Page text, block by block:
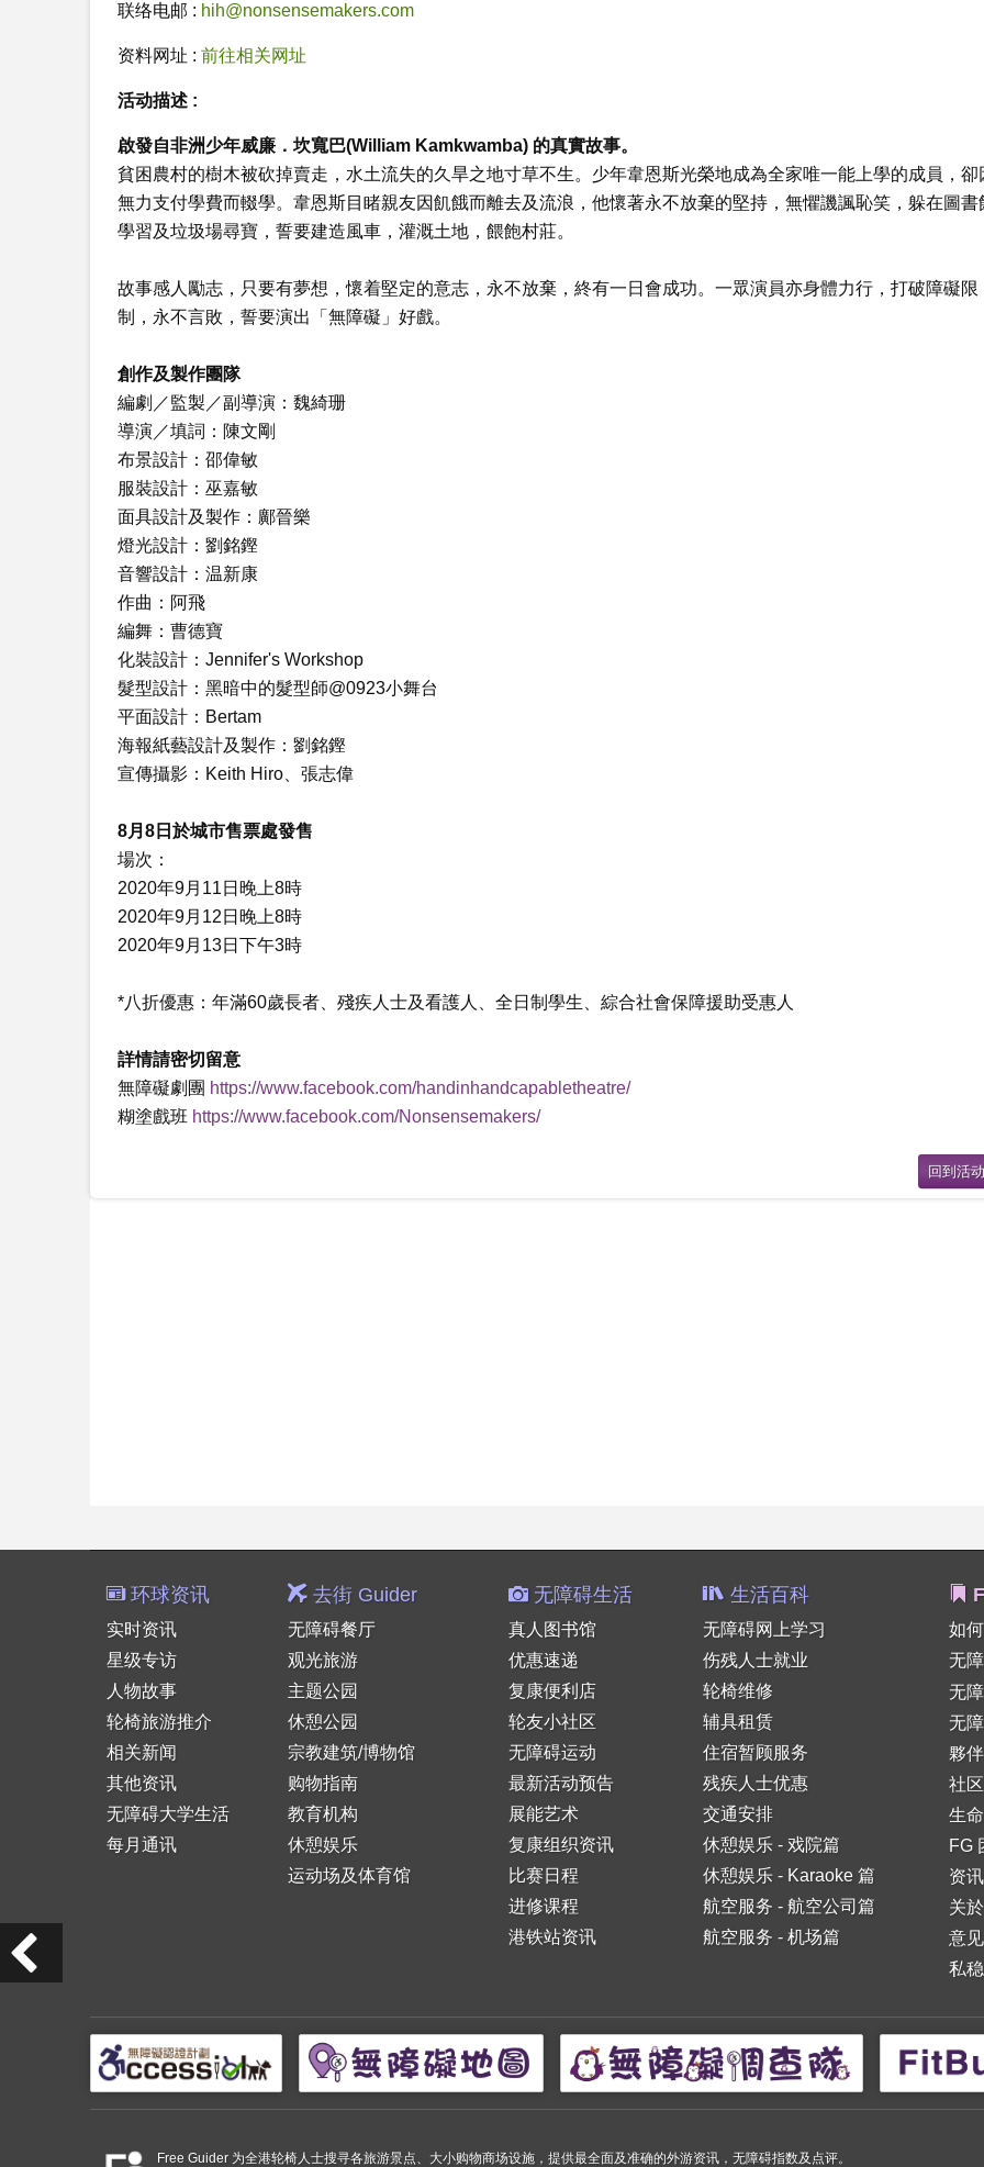
联络电邮 : hih@nonsensemakers.com
资料网址 : 前往相关网址
活动描述 :
啟發自非洲少年威廉．坎寬巴(William Kamkwamba) 的真實故事。
貧困農村的樹木被砍掉賣走，水土流失的久旱之地寸草不生。少年韋恩斯光榮地成為全家唯一能上學的成員，卻
無力支付學費而輟學。韋恩斯目睹親友因飢餓而離去及流浪，他懷著永不放棄的堅持，無懼譏諷恥笑，躲在圖書
學習及垃圾場尋寶，誓要建造風車，灌溉土地，餵飽村莊。
故事感人勵志，只要有夢想，懷着堅定的意志，永不放棄，終有一日會成功。一眾演員亦身體力行，打破障礙限
制，永不言敗，誓要演出「無障礙」好戲。
創作及製作團隊
編劇／監製／副導演：魏綺珊
導演／填詞：陳文剛
布景設計：邵偉敏
服裝設計：巫嘉敏
面具設計及製作：鄺晉樂
燈光設計：劉銘鏗
音響設計：温新康
作曲：阿飛
編舞：曹德寶
化裝設計：Jennifer's Workshop
髮型設計：黑暗中的髮型師@0923小舞台
平面設計：Bertam
海報紙藝設計及製作：劉銘鏗
宣傳攝影：Keith Hiro、張志偉
8月8日於城市售票處發售
場次：
2020年9月11日晚上8時
2020年9月12日晚上8時
2020年9月13日下午3時
*八折優惠：年滿60歲長者、殘疾人士及看護人、全日制學生、綜合社會保障援助受惠人
詳情請密切留意
無障礙劇團 https://www.facebook.com/handinhandcapabletheatre/
糊塗戲班 https://www.facebook.com/Nonsensemakers/
环球资讯
实时资讯
星级专访
人物故事
轮椅旅游推介
相关新闻
其他资讯
无障碍大学生活
每月通讯
去街 Guider
无障碍餐厅
观光旅游
主题公园
休憩公园
宗教建筑/博物馆
购物指南
教育机构
休憩娱乐
运动场及体育馆
无障碍生活
真人图书馆
优惠速递
复康便利店
轮友小社区
无障碍运动
最新活动预告
展能艺术
复康组织资讯
比赛日程
进修课程
港铁站资讯
生活百科
无障碍网上学习
伤残人士就业
轮椅维修
辅具租赁
住宿暂顾服务
残疾人士优惠
交通安排
休憩娱乐 - 戏院篇
休憩娱乐 - Karaoke 篇
航空服务 - 航空公司篇
航空服务 - 机场篇
如
无
无
无
夥
社
生
FG
资
关
意
私
Free Guider 为全港轮椅人士搜寻各旅游景点、大小购物商场设施，提供最全面及准确的外游资讯，无障碍指数及点评。